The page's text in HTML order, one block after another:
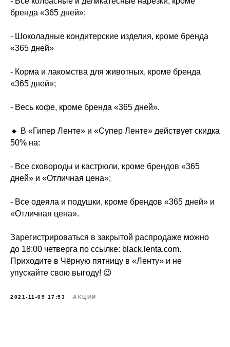
бренда «365 дней»;
- Шоколадные кондитерские изделия, кроме бренда
«365 дней»
- Корма и лакомства для животных, кроме бренда
«365 дней»;
- Весь кофе, кроме бренда «365 дней».
🔸 В «Гипер Ленте» и «Супер Ленте» действует скидка
50% на:
- Все сковороды и кастрюли, кроме брендов «365
дней» и «Отличная цена»;
- Все одеяла и подушки, кроме брендов «365 дней» и
«Отличная цена».
Зарегистрироваться в закрытой распродаже можно
до 18:00 четверга по ссылке: black.lenta.com.
Приходите в Чёрную пятницу в «Ленту» и не
упускайте свою выгоду! 😉
2021-11-09 17:53 АКЦИИ